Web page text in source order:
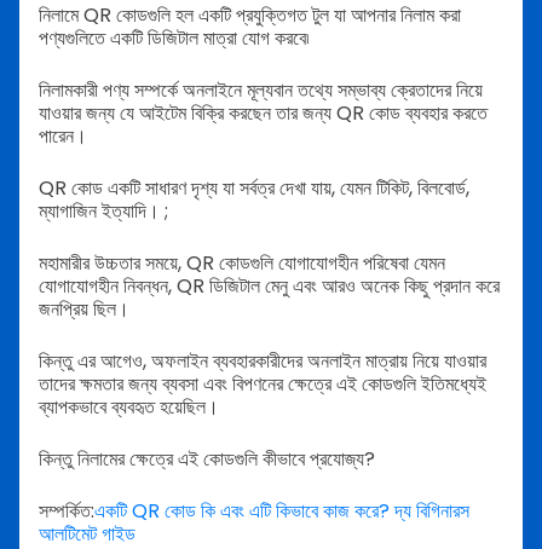
নিলামে QR কোডগুলি হল একটি প্রযুক্তিগত টুল যা আপনার নিলাম করা
পণ্যগুলিতে একটি ডিজিটাল মাত্রা যোগ করবে৷
নিলামকারী পণ্য সম্পর্কে অনলাইনে মূল্যবান তথ্যে সম্ভাব্য ক্রেতাদের নিয়ে
যাওয়ার জন্য যে আইটেম বিক্রি করছেন তার জন্য QR কোড ব্যবহার করতে
পারেন।
QR কোড একটি সাধারণ দৃশ্য যা সর্বত্র দেখা যায়, যেমন টিকিট, বিলবোর্ড,
ম্যাগাজিন ইত্যাদি। ;
মহামারীর উচ্চতার সময়ে, QR কোডগুলি যোগাযোগহীন পরিষেবা যেমন
যোগাযোগহীন নিবন্ধন, QR ডিজিটাল মেনু এবং আরও অনেক কিছু প্রদান করে
জনপ্রিয় ছিল।
কিন্তু এর আগেও, অফলাইন ব্যবহারকারীদের অনলাইন মাত্রায় নিয়ে যাওয়ার
তাদের ক্ষমতার জন্য ব্যবসা এবং বিপণনের ক্ষেত্রে এই কোডগুলি ইতিমধ্যেই
ব্যাপকভাবে ব্যবহৃত হয়েছিল।
কিন্তু নিলামের ক্ষেত্রে এই কোডগুলি কীভাবে প্রযোজ্য?
সম্পর্কিত:একটি QR কোড কি এবং এটি কিভাবে কাজ করে? দ্য বিগিনারস
আলটিমেট গাইড